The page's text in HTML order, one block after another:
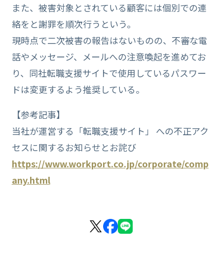
また、被害対象とされている顧客には個別での連
絡をと謝罪を順次行うという。
現時点で二次被害の報告はないものの、不審な電
話やメッセージ、メールへの注意喚起を進めてお
り、同社転職支援サイトで使用しているパスワー
ドは変更するよう推奨している。
【参考記事】
当社が運営する「転職支援サイト」 への不正アク
セスに関するお知らせとお詫び
https://www.workport.co.jp/corporate/comp
any.html